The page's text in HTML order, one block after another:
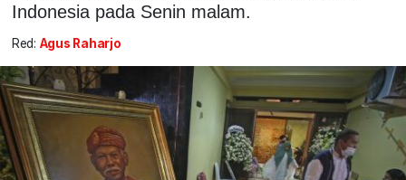
Indonesia pada Senin malam.
Red: Agus Raharjo